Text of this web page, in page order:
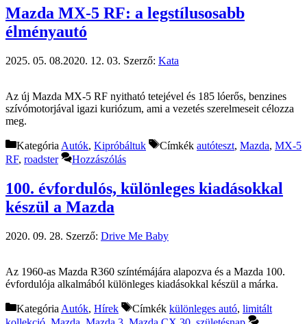
Mazda MX-5 RF: a legstílusosabb
élményautó
2025. 05. 08.2020. 12. 03. Szerző: Kata
Az új Mazda MX-5 RF nyitható tetejével és 185 lóerős, benzines
szívómotorjával igazi kuriózum, ami a vezetés szerelmeseit célozza
meg.
Kategória Autók, Kipróbáltuk Címkék autóteszt, Mazda, MX-5
RF, roadster Hozzászólás
100. évfordulós, különleges kiadásokkal
készül a Mazda
2020. 09. 28. Szerző: Drive Me Baby
Az 1960-as Mazda R360 színtémájára alapozva és a Mazda 100.
évfordulója alkalmából különleges kiadásokkal készül a márka.
Kategória Autók, Hírek Címkék különleges autó, limitált